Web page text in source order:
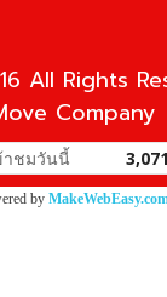
All Rights
Company
าชมวันนี้ 3,071
by